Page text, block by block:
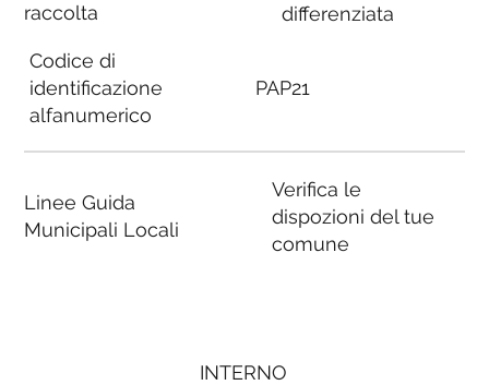
raccolta
Codice di
identificazione
alfanumerico
Linee Guida
Municipali Locali
differenziata
PAP21
Verifica le
dispozioni del tue
comune
INTERNO